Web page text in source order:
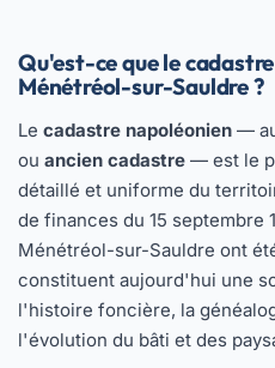
Qu'est-ce que le
Ménétréol-sur-Sauldre ?
Le cadastre napoléonien —
ou ancien cadastre — est le
détaillé et uniforme du
de finances du 15 septembre
Ménétréol-sur-Sauldre ont
constituent aujourd'hui une
l'histoire foncière, la
l'évolution du bâti et des